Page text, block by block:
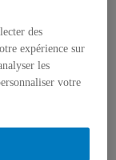
2025-2029
latin
des
expérience sur
les
votre